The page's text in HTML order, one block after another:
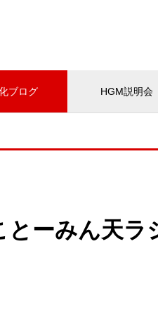
ブログ HGM説明会
ーみん天ラ